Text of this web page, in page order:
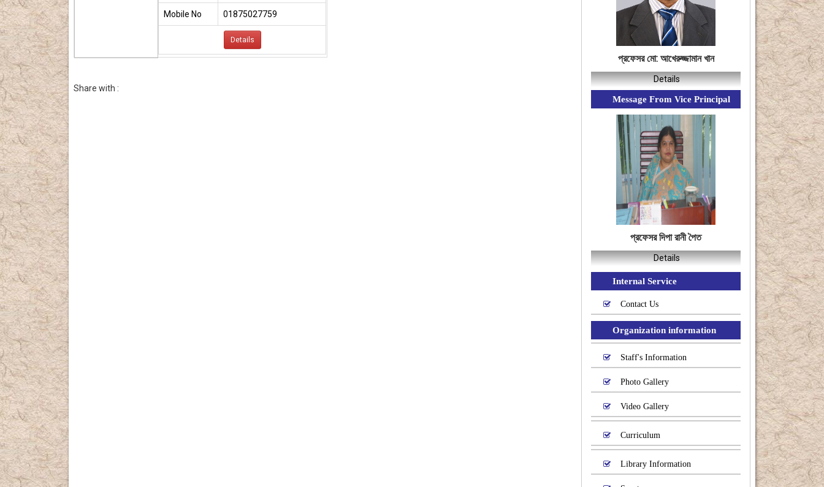
Mobile No 01875027759
Details
Share with :
প্রফেসর মো: আখেরুজ্জামান খান
Details
Message From Vice Principal
প্রফেসর দিপা রানী পৈত
Details
Internal Service
Contact Us
Organization information
Staff's Information
Photo Gallery
Video Gallery
Curriculum
Library Information